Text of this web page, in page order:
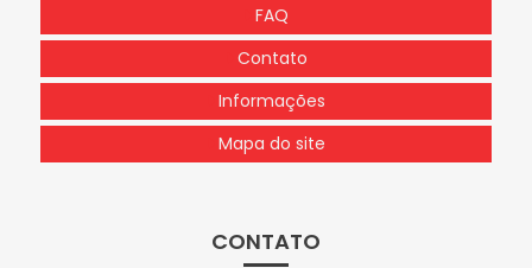
FAQ
Contato
Informações
Mapa do site
CONTATO